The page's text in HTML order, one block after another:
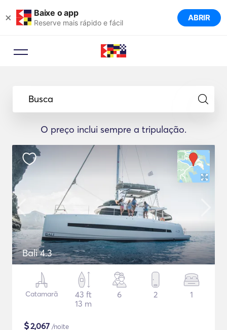
× Baixe o app
Reserve mais rápido e fácil ABRIR
Busca
O preço inclui sempre a tripulação.
Bali 4.3
Catamarã
43 ft
13 m
6 2 1
$2,067 /noite